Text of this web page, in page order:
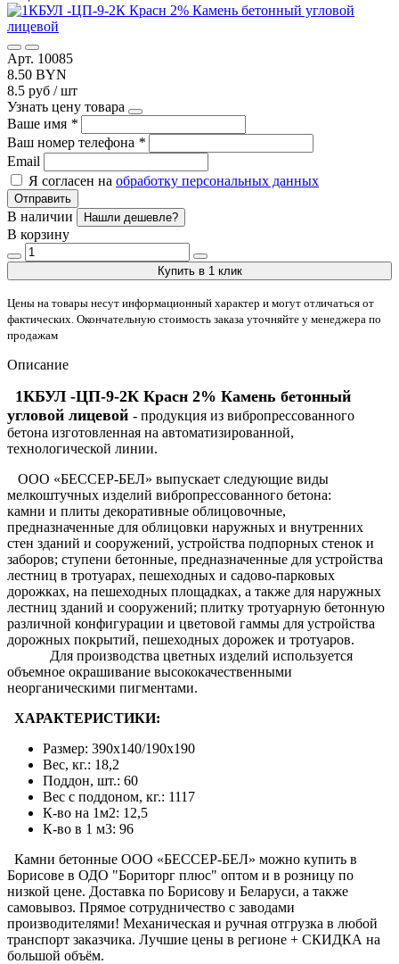
Арт. 10085
8.50 BYN
8.5 руб / шт
Узнать цену товара
Ваше имя *
Ваш номер телефона *
Email
Я согласен на обработку персональных данных
Отправить
В наличии Нашли дешевле?
В корзину
Купить в 1 клик
Цены на товары несут информационный характер и могут отличаться от
фактических. Окончательную стоимость заказа уточняйте у менеджера по
продажам
Описание
1КБУЛ -ЦП-9-2К Красн 2% Камень бетонный
угловой лицевой - продукция из вибропрессованного
бетона изготовленная на автоматизированной,
технологической линии.
ООО «БЕССЕР-БЕЛ» выпускает следующие виды
мелкоштучных изделий вибропрессованного бетона:
камни и плиты декоративные облицовочные,
предназначенные для облицовки наружных и внутренних
стен зданий и сооружений, устройства подпорных стенок и
заборов; ступени бетонные, предназначенные для устройства
лестниц в тротуарах, пешеходных и садово-парковых
дорожках, на пешеходных площадках, а также для наружных
лестниц зданий и сооружений; плитку тротуарную бетонную
различной конфигурации и цветовой гаммы для устройства
дорожных покрытий, пешеходных дорожек и тротуаров.
Для производства цветных изделий используется
объемное окрашивание высококачественными
неорганическими пигментами.
ХАРАКТЕРИСТИКИ:
Размер: 390х140/190х190
Вес, кг.: 18,2
Поддон, шт.: 60
Вес c поддоном, кг.: 1117
К-во на 1м2: 12,5
К-во в 1 м3: 96
Камни бетонные ООО «БЕССЕР-БЕЛ» можно купить в
Борисове в ОДО "Бориторг плюс" оптом и в розницу по
низкой цене. Доставка по Борисову и Беларуси, а также
самовывоз. Прямое сотрудничество с заводами
производителями! Механическая и ручная отгрузка в любой
транспорт заказчика. Лучшие цены в регионе + СКИДКА на
большой объём.